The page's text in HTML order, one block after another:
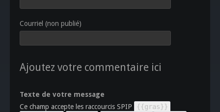
Courriel (non publié)
Ajoutez votre commentaire ici
Texte de votre message
Ce champ accepte les raccourcis SPIP
{{gras}}